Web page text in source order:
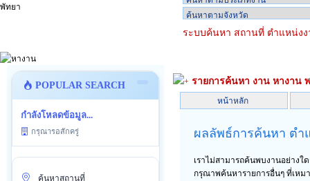
ระบบค้นหา สถานที่ ตำแหน่ง
POPULAR SEARCH
กำลังโหลดข้อมูล...
กรุณารอสักครู่
ค้นหาสถานที่
+ รายการค้นหา งาน หางาน
ผลลัพธ์การค้นหา ตำ
เราไม่สามารถค้นพบงานอย่าง
กรุณาพค้นหารายการอื่นๆ ที่เหม